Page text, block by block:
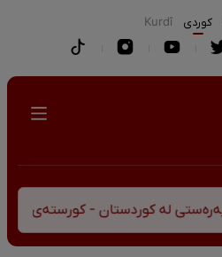
كوردی Kurdî
کوردستان - کورستەی